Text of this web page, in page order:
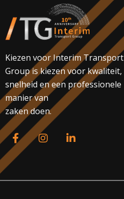
Kiezen voor Interim Transport
Group is kiezen voor kwaliteit,
snelheid en een professionele
manier van
zaken doen.